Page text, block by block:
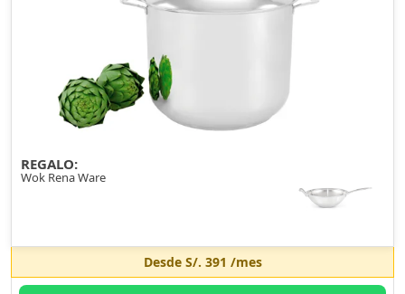
REGALO:
Wok Rena Ware
Desde S/. 391 /mes